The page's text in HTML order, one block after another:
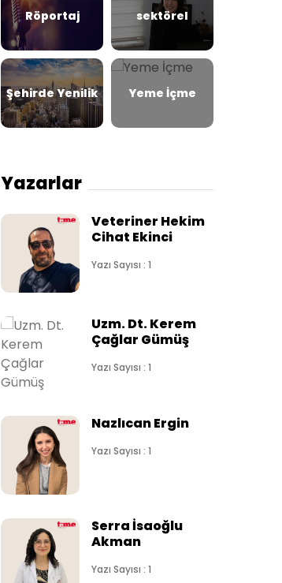
Röportaj sektörel
Şehirde Yenilik Yeme İçme
Yazarlar
Veteriner Hekim
Cihat Ekinci
Yazı Sayısı : 1
Uzm. Dt. Kerem
Çağlar Gümüş
Yazı Sayısı : 1
Nazlıcan Ergin
Yazı Sayısı : 1
Serra İsaoğlu
Akman
Yazı Sayısı : 1